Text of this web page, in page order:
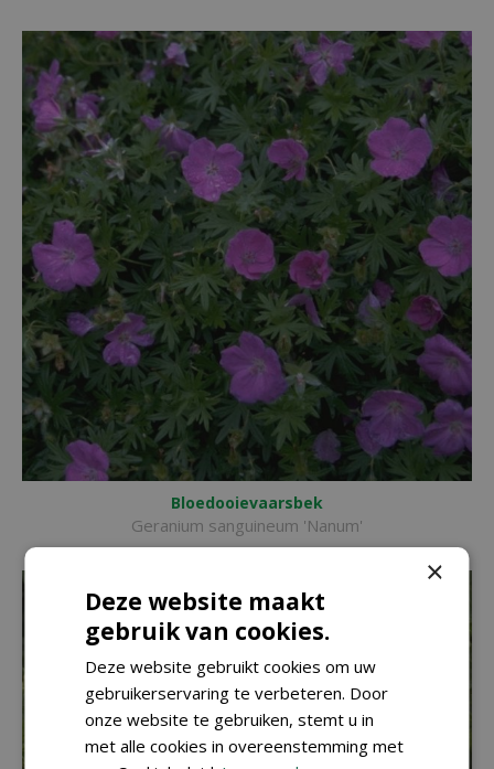
Bloedooievaarsbek
Geranium sanguineum 'Nanum'
×
Deze website maakt
gebruik van cookies.
Deze website gebruikt cookies om uw
gebruikerservaring te verbeteren. Door
onze website te gebruiken, stemt u in
met alle cookies in overeenstemming met